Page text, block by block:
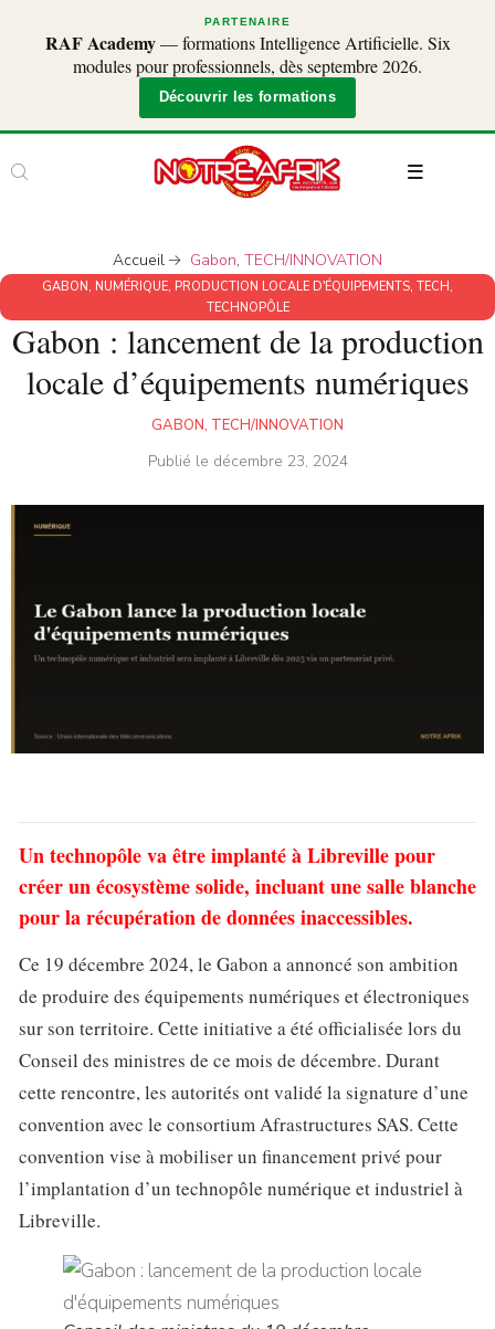
PARTENAIRE
RAF Academy— formations Intelligence Artificielle. Six
modules pour professionnels, dès septembre 2026.
Découvrir les formations
Accueil Gabon, TECH/INNOVATION
GABON, NUMÉRIQUE, PRODUCTION LOCALE D'ÉQUIPEMENTS, TECH,
TECHNOPÔLE
Gabon : lancement de la production
locale d’équipements numériques
GABON, TECH/INNOVATION
Publié le décembre 23, 2024
Un technopôle va être implanté à Libreville pour
créer un écosystème solide, incluant une salle blanche
pour la récupération de données inaccessibles.
Ce 19 décembre 2024, le Gabon a annoncé son ambition
de produire des équipements numériques et électroniques
sur son territoire. Cette initiative a été officialisée lors du
Conseil des ministres de ce mois de décembre. Durant
cette rencontre, les autorités ont validé la signature d’une
convention avec le consortium Afrastructures SAS. Cette
convention vise à mobiliser un financement privé pour
l’implantation d’un technopôle numérique et industriel à
Libreville.